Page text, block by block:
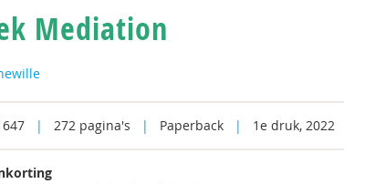
Mediation
| 272 pagina's | Paperback | 1e druk, 2022